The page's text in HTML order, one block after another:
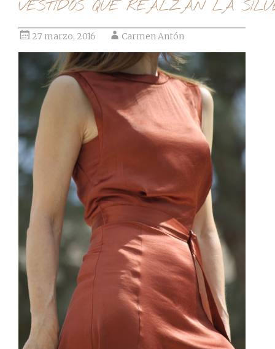
VESTIDOS QUE REALZAN LA
27 marzo, 2016 Carmen Antón